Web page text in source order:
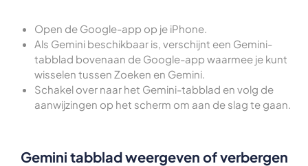
Open de Google-app op je iPhone.
Als Gemini beschikbaar is, verschijnt een Gemini-
tabblad bovenaan de Google-app waarmee je kunt
wisselen tussen Zoeken en Gemini.
Schakel over naar het Gemini-tabblad en volg de
aanwijzingen op het scherm om aan de slag te gaan.
Gemini tabblad weergeven of verbergen